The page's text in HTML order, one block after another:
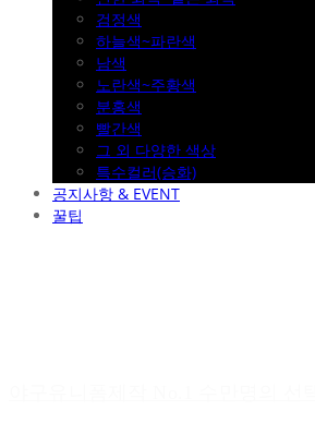
검정색
하늘색~파란색
남색
노란색~주황색
분홍색
빨간색
그 외 다양한 색상
특수컬러(승화)
공지사항 & EVENT
꿀팁